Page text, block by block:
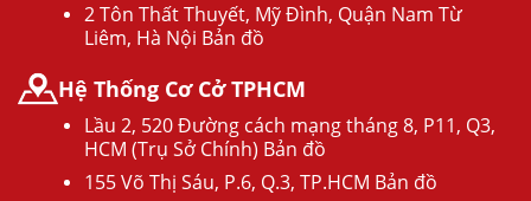
2 Tôn Thất Thuyết, Mỹ Đình, Quận Nam Từ
Liêm, Hà Nội Bản đồ
Hệ Thống Cơ Cở TPHCM
Lầu 2, 520 Đường cách mạng tháng 8, P11, Q3,
HCM (Trụ Sở Chính) Bản đồ
155 Võ Thị Sáu, P.6, Q.3, TP.HCM Bản đồ